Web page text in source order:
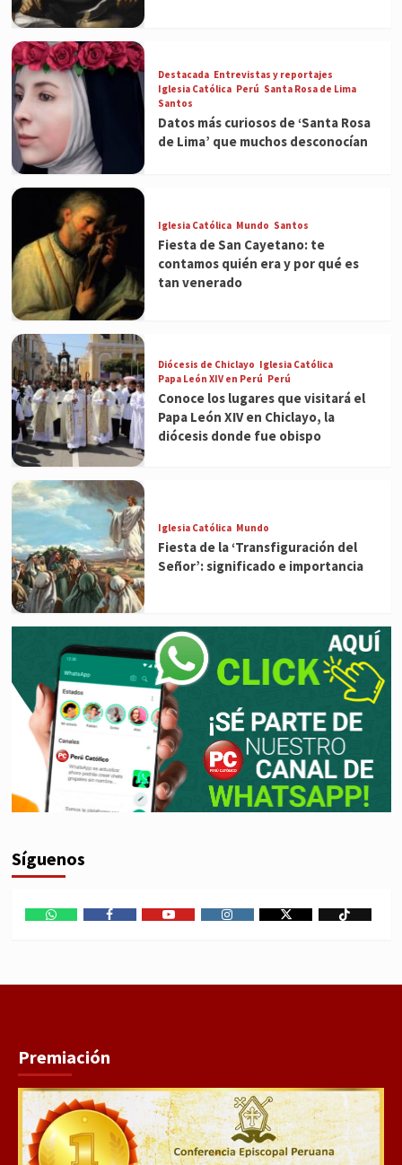
Destacada Entrevistas y reportajes
Iglesia Católica Perú Santa Rosa de Lima
Santos
Datos más curiosos de ‘Santa Rosa
de Lima’ que muchos desconocían
Iglesia Católica Mundo Santos
Fiesta de San Cayetano: te
contamos quién era y por qué es
tan venerado
Diócesis de Chiclayo Iglesia Católica
Papa León XIV en Perú Perú
Conoce los lugares que visitará el
Papa León XIV en Chiclayo, la
diócesis donde fue obispo
Iglesia Católica Mundo
Fiesta de la ‘Transfiguración del
Señor’: significado e importancia
Síguenos
Premiación